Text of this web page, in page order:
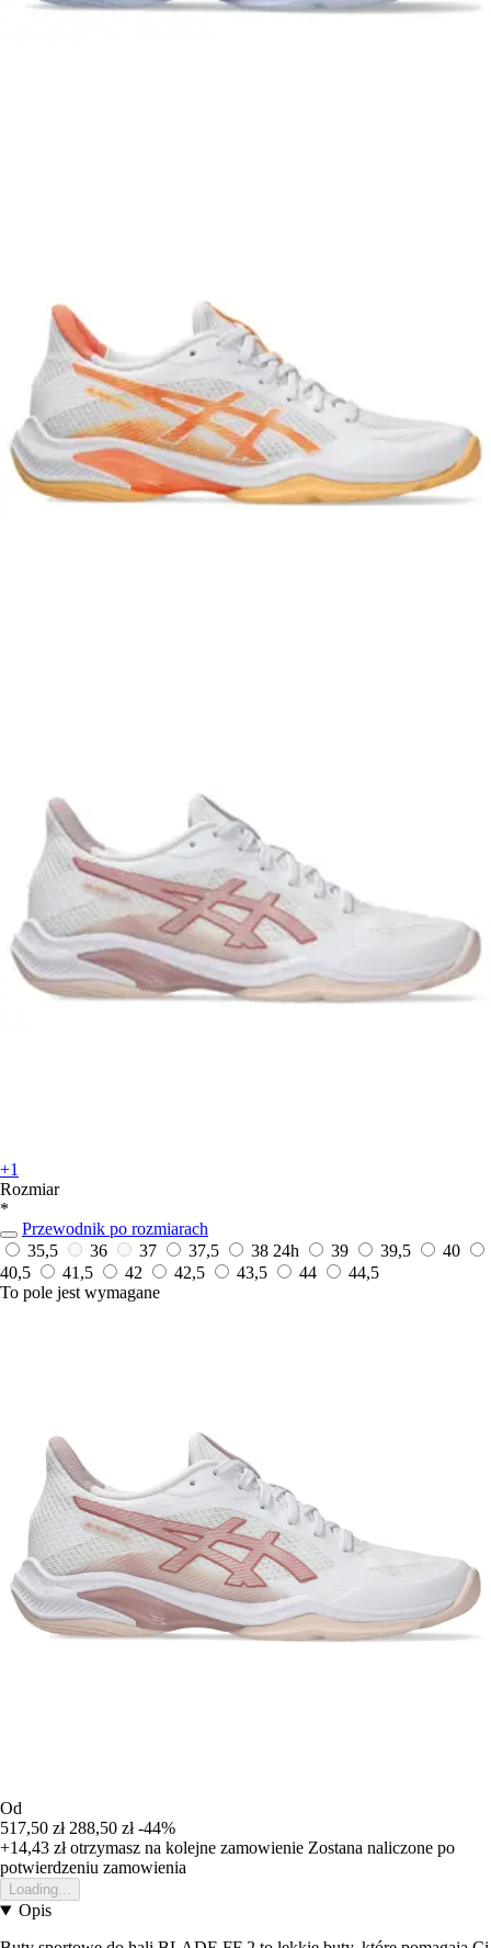
+1
Rozmiar
*
Przewodnik po rozmiarach
35,5
36 37 37,5 38 24h 39 39,5
40
40,5
41,5 42 42,5 43,5 44
44,5
To pole jest wymagane
Od
517,50 zł 288,50 zł -44%
+14,43 złotrzymasz na kolejne zamowienie Zostana naliczone po
potwierdzeniu zamowienia
Loading...
Opis